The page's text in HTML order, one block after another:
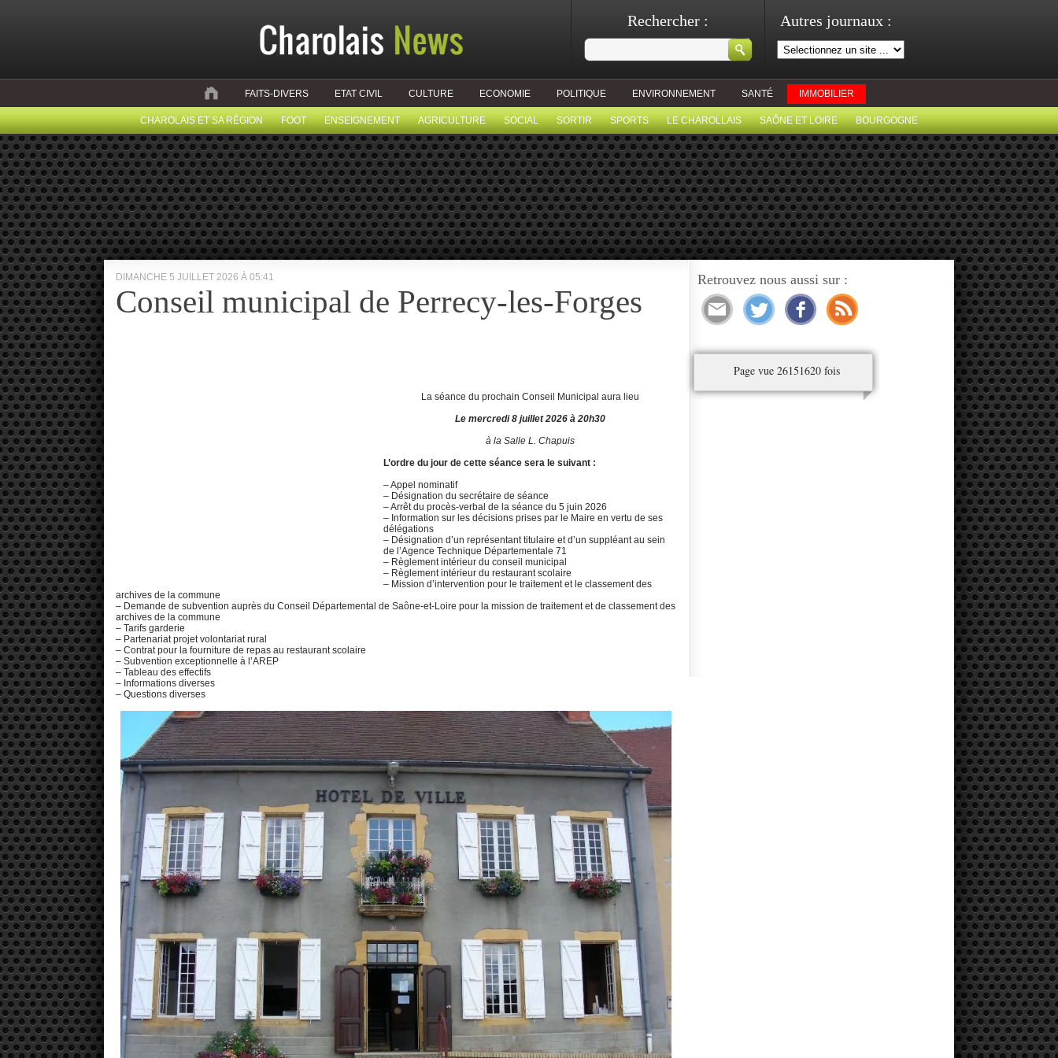
Autres journaux :
Rechercher :
FAITS-DIVERS ETAT CIVIL CULTURE ECONOMIE POLITIQUE ENVIRONNEMENT SANTÉ IMMOBILIER
CHAROLAIS ET SA RÉGION FOOT ENSEIGNEMENT AGRICULTURE SOCIAL SORTIR SPORTS LE CHAROLLAIS SAÔNE ET LOIRE BOURGOGNE
DIMANCHE 5 JUILLET 2026 À 05:41
Conseil municipal de Perrecy-les-Forges
La séance du prochain Conseil Municipal aura lieu
Le mercredi 8 juillet 2026 à 20h30
à la Salle L. Chapuis
L’ordre du jour de cette séance sera le suivant :
– Appel nominatif
– Désignation du secrétaire de séance
– Arrêt du procès-verbal de la séance du 5 juin 2026
– Information sur les décisions prises par le Maire en vertu de ses
délégations
– Désignation d’un représentant titulaire et d’un suppléant au sein
de l’Agence Technique Départementale 71
– Règlement intérieur du conseil municipal
– Règlement intérieur du restaurant scolaire
– Mission d’intervention pour le traitement et le classement des
archives de la commune
– Demande de subvention auprès du Conseil Départemental de Saône-et-Loire pour la mission de traitement et de classement des
archives de la commune
– Tarifs garderie
– Partenariat projet volontariat rural
– Contrat pour la fourniture de repas au restaurant scolaire
– Subvention exceptionnelle à l’AREP
– Tableau des effectifs
– Informations diverses
– Questions diverses
Retrouvez nous aussi sur :
Page vue 26151620 fois